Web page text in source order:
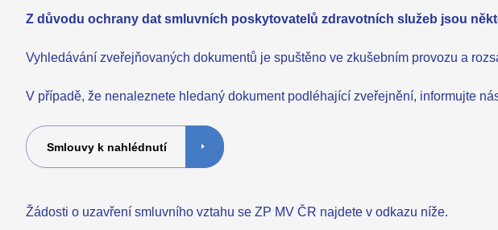
Z důvodu ochrany dat smluvních poskytovatelů zdravotních služeb jsou
Vyhledávání zveřejňovaných dokumentů je spuštěno ve zkušebním provozu a
V případě, že nenaleznete hledaný dokument podléhající zveřejnění, informujte
Smlouvy k nahlédnutí
Žádosti o uzavření smluvního vztahu se ZP MV ČR najdete v odkazu níže.